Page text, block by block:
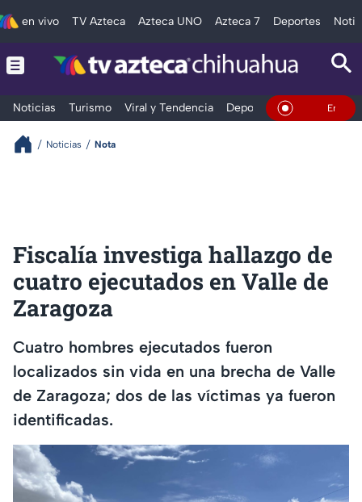
en vivo TV Azteca Azteca UNO Azteca 7 Deportes
Noticias Turismo Viral y Tendencia Deportes Espectáculos
En Vivo
Noticias Nota
Fiscalía investiga hallazgo de
cuatro ejecutados en Valle de
Zaragoza
Cuatro hombres ejecutados fueron
localizados sin vida en una brecha de Valle
de Zaragoza; dos de las víctimas ya fueron
identificadas.